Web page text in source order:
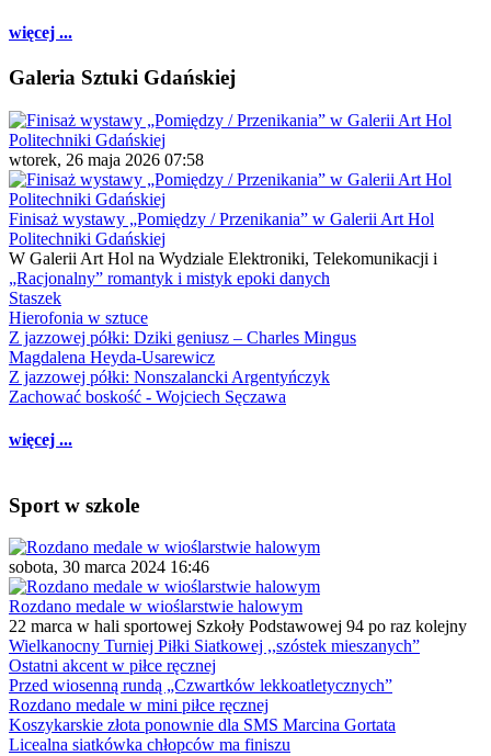
więcej ...
Galeria Sztuki Gdańskiej
wtorek, 26 maja 2026 07:58
Finisaż wystawy „Pomiędzy / Przenikania” w Galerii Art Hol
Politechniki Gdańskiej
W Galerii Art Hol na Wydziale Elektroniki, Telekomunikacji i
„Racjonalny” romantyk i mistyk epoki danych
Staszek
Hierofonia w sztuce
Z jazzowej półki: Dziki geniusz – Charles Mingus
Magdalena Heyda-Usarewicz
Z jazzowej półki: Nonszalancki Argentyńczyk
Zachować boskość - Wojciech Sęczawa
więcej ...
Sport w szkole
sobota, 30 marca 2024 16:46
Rozdano medale w wioślarstwie halowym
22 marca w hali sportowej Szkoły Podstawowej 94 po raz kolejny
Wielkanocny Turniej Piłki Siatkowej ,,szóstek mieszanych”
Ostatni akcent w piłce ręcznej
Przed wiosenną rundą „Czwartków lekkoatletycznych”
Rozdano medale w mini piłce ręcznej
Koszykarskie złota ponownie dla SMS Marcina Gortata
Licealna siatkówka chłopców ma finiszu